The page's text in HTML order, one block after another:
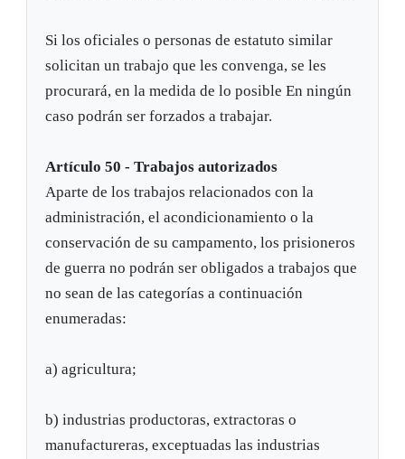
Si los oficiales o personas de estatuto similar
solicitan un trabajo que les convenga, se les
procurará, en la medida de lo posible En ningún
caso podrán ser forzados a trabajar.
Artículo 50 - Trabajos autorizados
Aparte de los trabajos relacionados con la
administración, el acondicionamiento o la
conservación de su campamento, los prisioneros
de guerra no podrán ser obligados a trabajos que
no sean de las categorías a continuación
enumeradas:
a) agricultura;
b) industrias productoras, extractoras o
manufactureras, exceptuadas las industrias